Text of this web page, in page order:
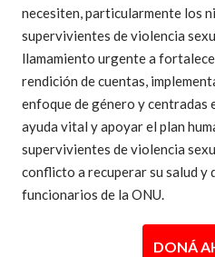
necesiten, particularmente los
supervivientes de violencia
llamamiento urgente a
rendición de cuentas,
enfoque de género y centradas
ayuda vital y apoyar el plan
supervivientes de violencia
conflicto a recuperar su salud y
funcionarios de la ONU.
DONÁ